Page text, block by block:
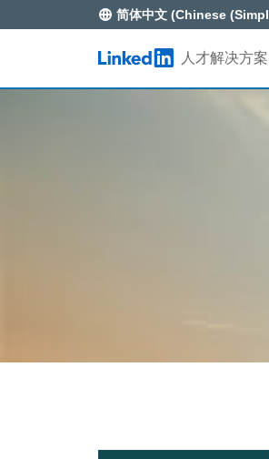
Skip to main content
简体中文 (Chinese
LinkedIn Logo人才解决方案